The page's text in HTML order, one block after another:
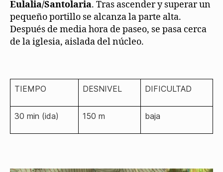
Eulalia/Santolaria. Tras ascender y superar un
pequeño portillo se alcanza la parte alta.
Después de media hora de paseo, se pasa cerca
de la iglesia, aislada del núcleo.
TIEMPO DESNIVEL DIFICULTAD
30 min (ida) 150 m baja